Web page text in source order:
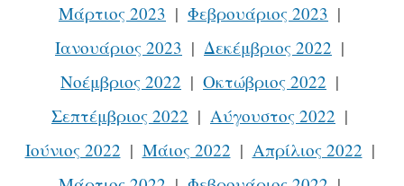
Μάρτιος 2023
Φεβρουάριος 2023
Ιανουάριος 2023
Δεκέμβριος 2022
Νοέμβριος 2022
Οκτώβριος 2022
Σεπτέμβριος 2022
Αύγουστος 2022
Ιούνιος 2022
Μάιος 2022
Απρίλιος 2022